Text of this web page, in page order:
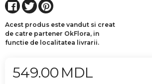
Acest produs este vandut si creat
de catre partener OkFlora, in
functie de localitatea livrarii.
549.00 MDL